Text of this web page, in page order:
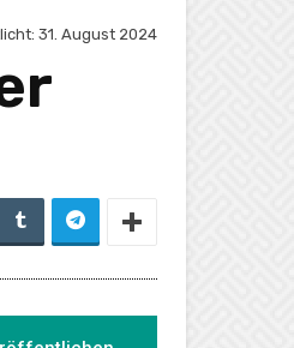
31. August 2024